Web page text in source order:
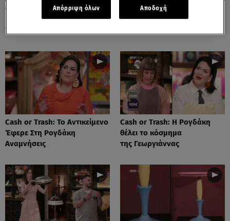
Cash or Trash: Η Μάρω
Κοντού Δημοπράτησε Πίνακά
Της!
Cash or Trash: Το Αντικείμενο
Που Ενθουσίασε Τη Χιωτίνη
Cash or Trash: Το Αντικείμενο
Έφερε Στη Ρογδάκη
Αναμνήσεις
Cash or Trash: Η Ρογδάκη
θέλει το κόσμημα
της Γεωργιάννας
Απόρριψη όλων Αποδοχή